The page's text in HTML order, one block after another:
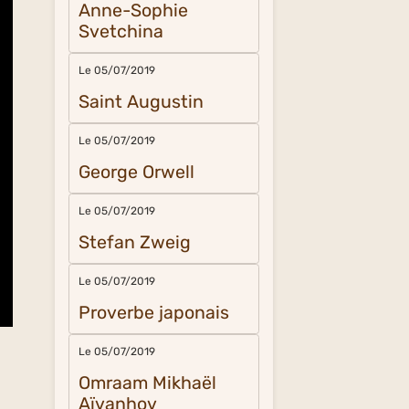
Anne-Sophie
Svetchina
Le 05/07/2019
Saint Augustin
Le 05/07/2019
George Orwell
Le 05/07/2019
Stefan Zweig
Le 05/07/2019
Proverbe japonais
Le 05/07/2019
Omraam Mikhaël
Aïvanhov